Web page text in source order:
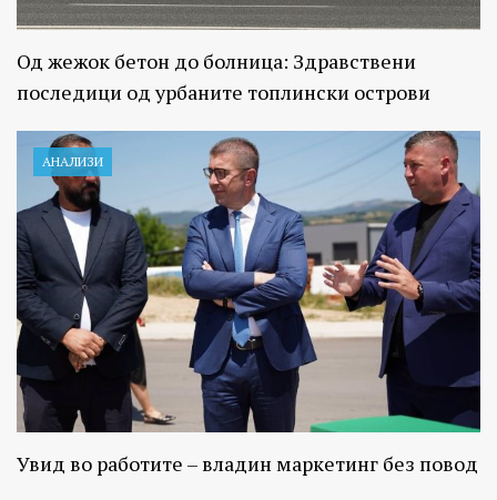
Од жежок бетон до болница: Здравствени
последици од урбаните топлински острови
АНАЛИЗИ
Увид во работите – владин маркетинг без повод